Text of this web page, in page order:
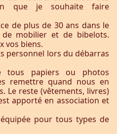
que je souhaite faire
de plus de 30 ans dans le
de mobilier et de bibelots.
vos biens.
personnel lors du débarras
tous papiers ou photos
remettre quand nous en
Le reste (vêtements, livres)
apporté en association et
pour tous types de